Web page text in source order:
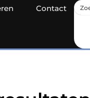
Contact